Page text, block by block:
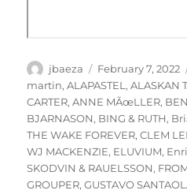
Author
jbaeza
Posted
on
February 7, 2022
martin,ALAPASTEL,ALASKAN
CARTER,ANNE MÃœLLER,
BJARNASON, BING & RUTH,
THE WAKE FOREVER,CLEM
WJ MACKENZIE, ELUVIUM,
SKODVIN & RAUELSSON,
GROUPER,GUSTAVO